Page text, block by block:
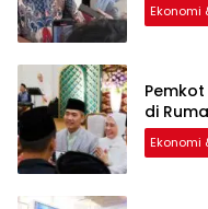
Ekonomi
di
Ekonomi